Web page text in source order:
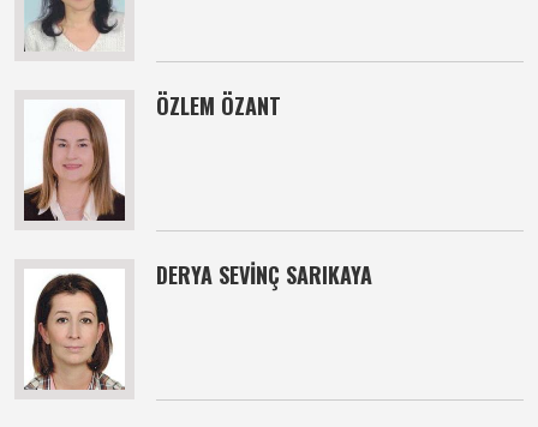
ÖZLEM ÖZANT
DERYA SEVİNÇ SARIKAYA